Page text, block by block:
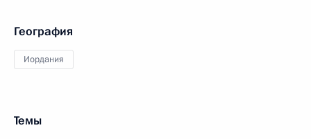
География
Иордания
Темы